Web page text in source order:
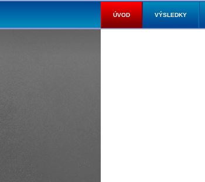
ÚVOD VÝSLEDKY